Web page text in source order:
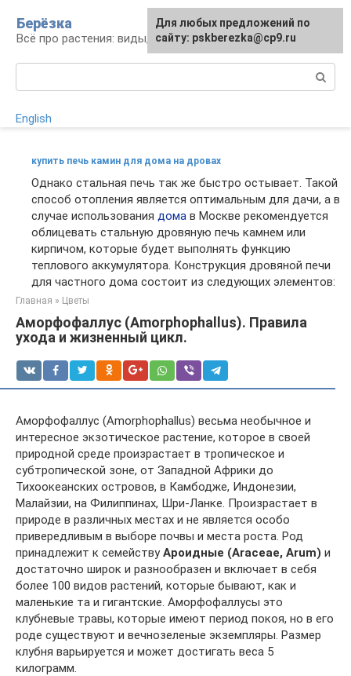
контенту
Берёзка
Всё про растения: виды, выращивание, уход
English
купить печь камин для дома на дровах
Однако стальная печь так же быстро остывает. Такой
способ отопления является оптимальным для дачи, а в
случае использования дома в Москве рекомендуется
облицевать стальную дровяную печь камнем или
кирпичом, которые будет выполнять функцию
теплового аккумулятора. Конструкция дровяной печи
для частного дома состоит из следующих элементов:
Главная » Цветы
Аморфофаллус (Amorphophallus). Правила
ухода и жизненный цикл.
Аморфофаллус (Amorphophallus) весьма необычное и
интересное экзотическое растение, которое в своей
природной среде произрастает в тропическое и
субтропической зоне, от Западной Африки до
Тихоокеанских островов, в Камбодже, Индонезии,
Малайзии, на Филиппинах, Шри-Ланке. Произрастает в
природе в различных местах и не является особо
привередливым в выборе почвы и места роста. Род
принадлежит к семействуАроидные (Araceae, Arum) и
достаточно широк и разнообразен и включает в себя
более 100 видов растений, которые бывают, как и
маленькие та и гигантские. Аморфофаллусы это
клубневые травы, которые имеют период покоя, но в его
роде существуют и вечнозеленые экземпляры. Размер
клубня варьируется и может достигать веса 5
килограмм.
Для любых предложений по
сайту: pskberezka@cp9.ru